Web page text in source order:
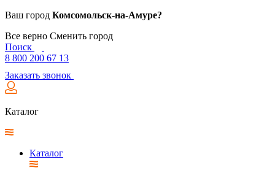
Ваш город Комсомольск-на-Амуре?
Все верно Сменить город
Поиск
8 800 200 67 13
Заказать звонок
Каталог
Каталог